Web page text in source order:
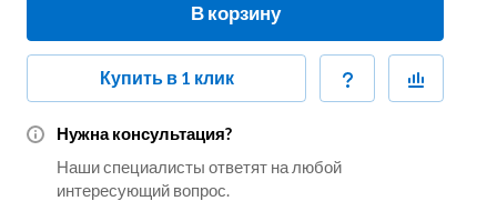
В корзину
Купить в 1 клик
Нужна консультация?
Наши специалисты ответят на любой
интересующий вопрос.